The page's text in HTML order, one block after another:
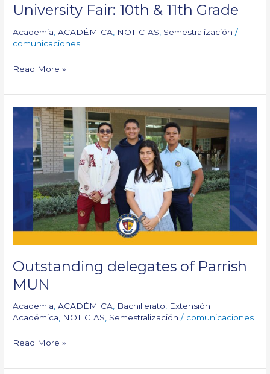
University Fair: 10th & 11th Grade
Academia,ACADÉMICA, NOTICIAS, Semestralización /
comunicaciones
Read More »
Outstanding delegates of Parrish
MUN
Academia,ACADÉMICA, Bachillerato, Extensión
Académica, NOTICIAS, Semestralización / comunicaciones
Outstanding
delegates
Parrish
MUN
Read More »